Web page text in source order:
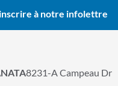
8231-A Campeau Dr